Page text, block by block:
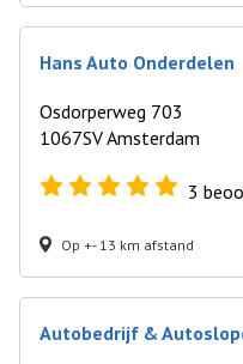
Hans Auto Onderdelen
Osdorperweg 703
1067SV Amsterdam
3
Op +- 13 km afstand
Autobedrijf &